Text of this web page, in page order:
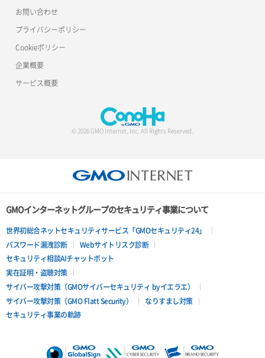
お問い合わせ
プライバシーポリシー
Cookieポリシー
企業概要
サービス概要
© 2026 GMO Internet, Inc. All Rights Reserved.
GMOインターネットグループのセキュリティ事業について
世界初総合ネットセキュリティサービス「GMOセキュリティ24」
パスワード漏洩診断
Webサイトリスク診断
セキュリティ相談AIチャットボット
実在証明・盗聴対策
サイバー攻撃対策（GMOサイバーセキュリティ byイエラエ）
サイバー攻撃対策（GMO Flatt Security）
なりすまし対策
セキュリティ事業の軌跡